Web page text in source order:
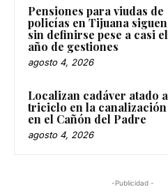
Pensiones para viudas de
policías en Tijuana siguen
sin definirse pese a casi el
año de gestiones
agosto 4, 2026
Localizan cadáver atado a
triciclo en la canalización
en el Cañón del Padre
agosto 4, 2026
-Publicidad -